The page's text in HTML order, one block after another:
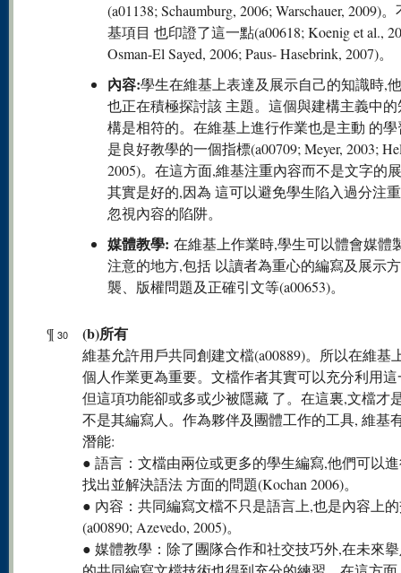
(a01138; Schaumburg, 2006; Warschauer, 2009)
基項目 也印證了這一點(a00618; Koenig et al.,
Osman-El Sayed, 2006; Paus- Hasebrink, 2007)。
內容:學生在維基上表達及展示自己的知識時,
也正在積極探討該 主題。這個與建構主義中
構是相符的。在維基上進行作業也是主動 的
是良好教學的一個指標(a00709; Meyer, 2003;
2005)。在這方面,維基注重內容而不是文字的
其實是好的,因為 這可以避免學生陷入過分注
忽視內容的陷阱。
媒體教學: 在維基上作業時,學生可以體會媒體
注意的地方,包括 以讀者為重心的編寫及展示
襲、版權問題及正確引文等(a00653)。
¶ 30 (b)所有
維基允許用戶共同創建文檔(a00889)。所以在維基
個人作業更為重要。文檔作者其實可以充分利用這
但這項功能卻或多或少被隱藏 了。在這裏,文檔才
不是其編寫人。作為夥伴及團體工作的工具, 維基
潛能:
● 語言：文檔由兩位或更多的學生編寫,他們可以
找出並解決語法 方面的問題(Kochan 2006)。
● 內容：共同編寫文檔不只是語言上,也是內容上
(a00890; Azevedo, 2005)。
● 媒體教學：除了團隊合作和社交技巧外,在未來